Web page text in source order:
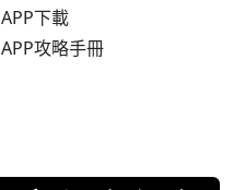
APP下載
APP攻略手冊